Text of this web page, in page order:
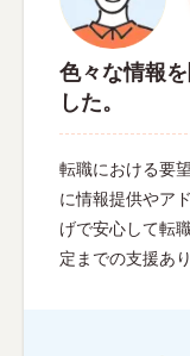
色々な情報
した。
転職における要
に情報提供やア
げで安心して転
定までの支援あ